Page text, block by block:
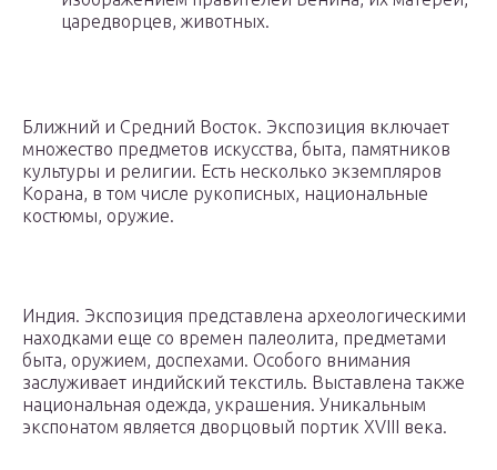
царедворцев, животных.
Ближний и Средний Восток. Экспозиция включает
множество предметов искусства, быта, памятников
культуры и религии. Есть несколько экземпляров
Корана, в том числе рукописных, национальные
костюмы, оружие.
Индия. Экспозиция представлена археологическими
находками еще со времен палеолита, предметами
быта, оружием, доспехами. Особого внимания
заслуживает индийский текстиль. Выставлена также
национальная одежда, украшения. Уникальным
экспонатом является дворцовый портик XVIII века.